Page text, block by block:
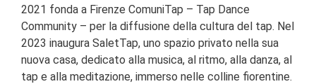
2021 fonda a Firenze ComuniTap – Tap Dance
Community – per la diffusione della cultura del tap. Nel
2023 inaugura SaletTap, uno spazio privato nella sua
nuova casa, dedicato alla musica, al ritmo, alla danza, al
tap e alla meditazione, immerso nelle colline fiorentine.